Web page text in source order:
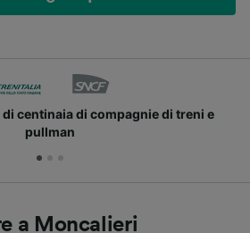
di utenti che usano già Trainline
a Moncalieri